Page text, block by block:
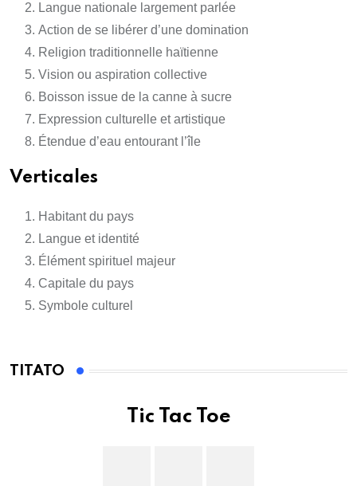
Langue nationale largement parlée
Action de se libérer d’une domination
Religion traditionnelle haïtienne
Vision ou aspiration collective
Boisson issue de la canne à sucre
Expression culturelle et artistique
Étendue d’eau entourant l’île
Verticales
Habitant du pays
Langue et identité
Élément spirituel majeur
Capitale du pays
Symbole culturel
TITATO
Tic Tac Toe